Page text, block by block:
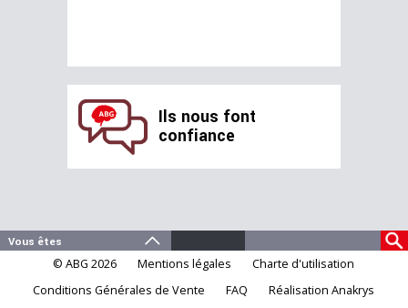
Ils nous font
confiance
© ABG 2026 Mentions légales
Charte d'utilisation
Conditions Générales de Vente
FAQ Réalisation Anakrys